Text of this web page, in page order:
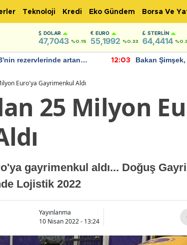
Teknoloji Kredi Eko Gündem Borsa Ve
DOLAR
47,7043 %0.15
EURO
55,1992 %0.33
STERLIN
64,4414
rezervlerinde artan
12:03
Bakan
Euro'ya Gayrimenkul Aldı
25 Milyon
gayrimenkul aldı... Doğuş
Lojistik 2022
Yayınlanma
10 Nisan 2022 - 13:24